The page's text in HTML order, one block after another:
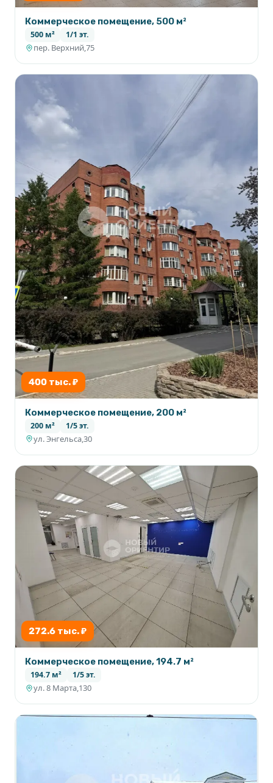
Коммерческое помещение, 500 м²
500 м² 1/1 эт.
пер. Верхний,75
400 тыс. ₽
Коммерческое помещение, 200 м²
200 м² 1/5 эт.
ул. Энгельса,30
272.6 тыс. ₽
Коммерческое помещение, 194.7 м²
194.7 м² 1/5 эт.
ул. 8 Марта,130